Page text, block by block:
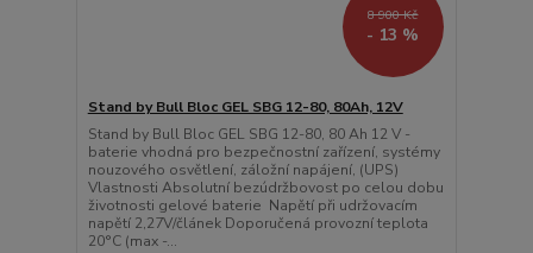
8 900 Kč
- 13 %
Stand by Bull Bloc GEL SBG 12-80, 80Ah, 12V
Stand by Bull Bloc GEL SBG 12-80, 80 Ah 12 V -
baterie vhodná pro bezpečnostní zařízení, systémy
nouzového osvětlení, záložní napájení, (UPS)
Vlastnosti Absolutní bezúdržbovost po celou dobu
životnosti gelové baterie Napětí při udržovacím
napětí 2,27V/článek Doporučená provozní teplota
20°C (max -...